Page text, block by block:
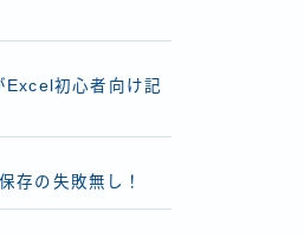
初心者向け記
の失敗無し！